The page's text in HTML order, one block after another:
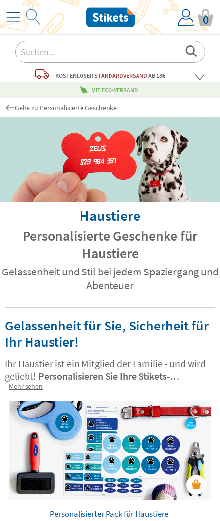
0
KOSTENLOSERSTANDARDVERSAND AB 18€
MIT ECO-VERSAND
Gehe zu Personalisierte Geschenke
Haustiere
Personalisierte Geschenke für
Haustiere
Gelassenheit und Stil bei jedem Spaziergang und
Abenteuer
Gelassenheit für Sie, Sicherheit für
Ihr Haustier!
Ihr Haustier ist ein Mitglied der Familie - und wird
geliebt! Personalisieren Sie Ihre Stikets-
Produkte, die speziell für Haustiere entwickelt
wurden. Bringen Sie Ordnung in ihre Sachen und
markieren Sie alles, damit Sie nichts verlieren.
Mehr sehen
Personalisierter Pack für Haustiere